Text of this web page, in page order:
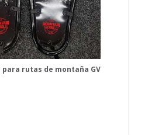
para rutas de montaña GV